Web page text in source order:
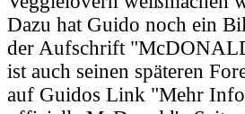
Dazu hat Guido noch ein
der Aufschrift
ist auch seinen späteren
auf Guidos Link "Mehr